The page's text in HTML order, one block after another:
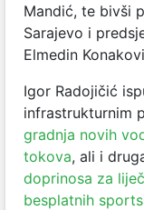
Mandić, te bivši
Sarajevo i
Elmedin
Igor Radojičić
infrastrukturnim
gradnja novih
tokova, ali i
doprinosa za
besplatnih